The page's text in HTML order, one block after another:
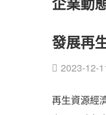
發展再
2023-12-
再生資源經